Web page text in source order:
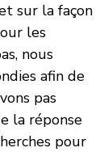
sur la façon
les
nous
afin de
pas
la réponse
pour